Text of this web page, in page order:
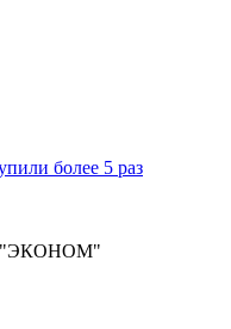
более 5 раз
"ЭКОНОМ"